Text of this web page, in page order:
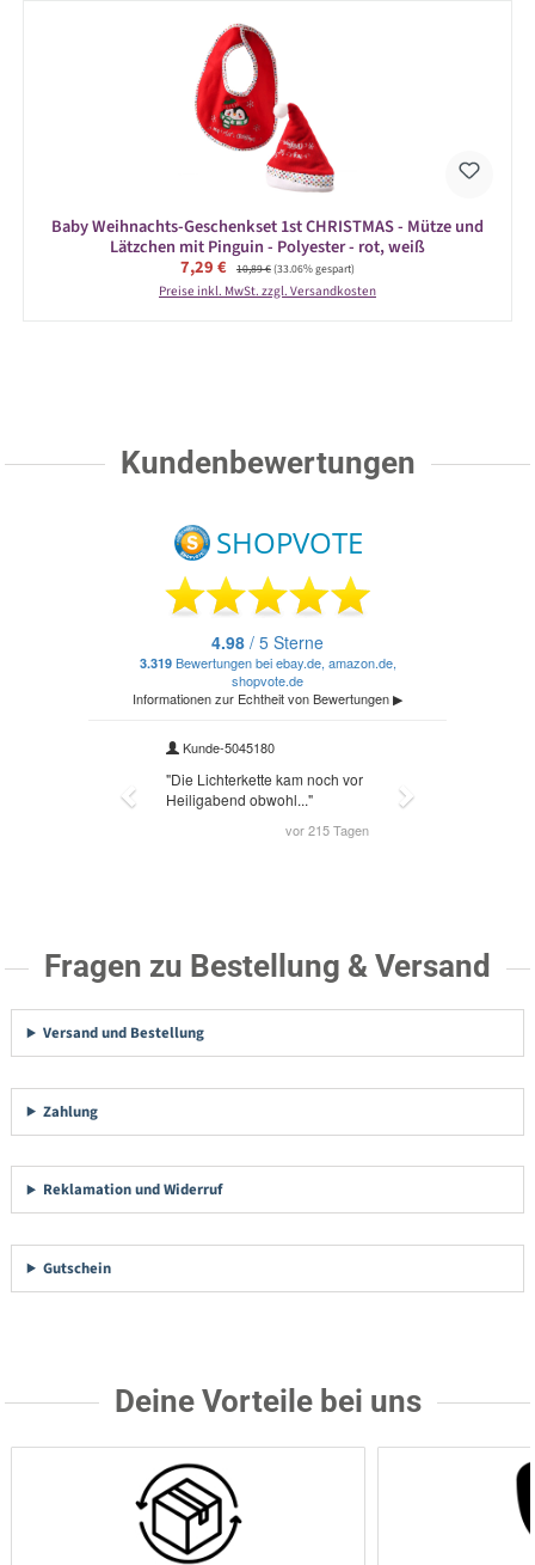
Baby Weihnachts-Geschenkset 1st CHRISTMAS - Mütze und
Lätzchen mit Pinguin - Polyester - rot, weiß
Verkaufspreis:
7,29 € Regulärer Preis:
10,89 €(33.06% gespart)
Preise inkl. MwSt. zzgl. Versandkosten
Kundenbewertungen
Fragen zu Bestellung & Versand
Versand und Bestellung
Zahlung
Reklamation und Widerruf
Gutschein
Deine Vorteile bei uns